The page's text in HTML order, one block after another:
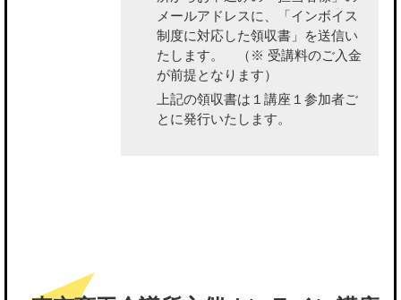
メールアドレスに、「インボイス
制度に対応した領収書」を送信い
たします。
（※ 受講料のご入金
が前提となります）
上記の領収書は１講座１参加者ご
とに発行いたします。